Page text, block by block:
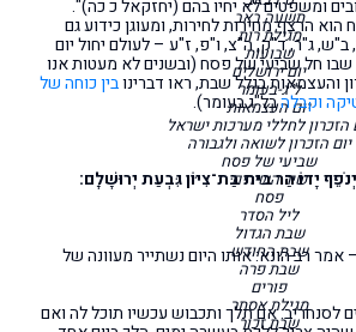
תשעה באב
מגילת רות
שבועות
יום ירושלים
ל״ג-בעומר
יום העצמאות
הזכרון לחללי מערכות ישראל
יום הזכרון לשואה ולגבורה
שביעי של פסח
שיר השירים
פסח
ליל הסדר
שבת הגדול
שבת החודש
שבת פרה
פורים
מגילת אסתר
שבת זכור
ומשפטים לא יחיו בהם (יחזקאל כ כה)".
הרצף מחירות לחירות, ומעוגן כידוע גם
ג"ר, ד"ק, ה"צ, ו"פ, ז"ע – לעולם יחול יום
חל שביעי של פסח (ובשנים לא מעטות אנו
והעצמאות בגלל שבת, ראו דברינובין כוחה של
וקבלהבל"ג בעומר).
יָדוֹ הַר בית בַּת־צִיּוֹן גִּבְעַת יְרוּשָׁלִָם:
אמר רב הונא: אותו היום נשתייר מעוונה של
לסנחריב: אם תלך ותכבוש עכשיו תוכל לה ואם